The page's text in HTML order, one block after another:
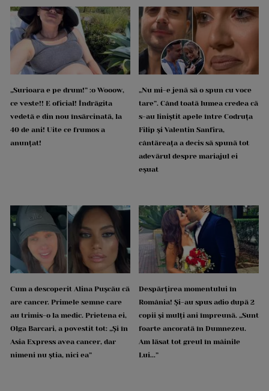
„Surioara e pe drum!” :o Wooow,
ce veste!! E oficial! Îndrăgita
vedetă e din nou însărcinată, la
40 de ani! Uite ce frumos a
anunțat!
„Nu mi-e jenă să o spun cu voce
tare”. Când toată lumea credea că
s-au liniștit apele între Codruța
Filip și Valentin Sanfira,
cântăreața a decis să spună tot
adevărul despre mariajul ei
eșuat
Cum a descoperit Alina Pușcău că
are cancer. Primele semne care
au trimis-o la medic. Prietena ei,
Olga Barcari, a povestit tot: „Și în
Asia Express avea cancer, dar
nimeni nu știa, nici ea”
Despărțirea momentului în
România! Și-au spus adio după 2
copii și mulți ani împreună. „Sunt
foarte ancorată în Dumnezeu.
Am lăsat tot greul în mâinile
Lui...”